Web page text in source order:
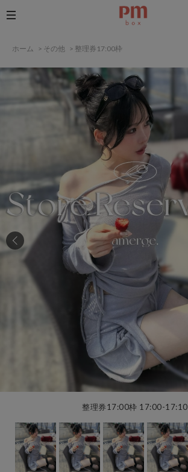
ホーム > その他 > 整理券17:00枠
整理券17:00枠 17:00-17:10